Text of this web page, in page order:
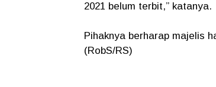
2021 belum terbit,” katanya.
Pihaknya berharap majelis
(RobS/RS)